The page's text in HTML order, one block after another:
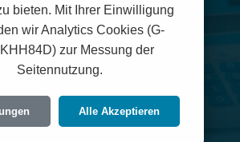
Prämien in
(6597)
zur Region:Viele
zeigen oft den
bieten. Mit Ihrer Einwilligung
wir Analytics Cookies (G-
zur Messung der
Seitennutzung.
Alle Akzeptieren